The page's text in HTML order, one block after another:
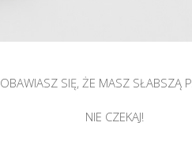
OBAWIASZ SIĘ, ŻE MASZ SŁABSZĄ
NIE CZEKAJ!